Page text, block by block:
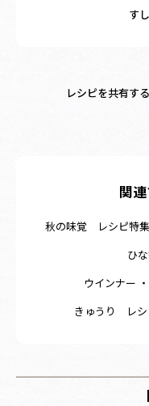
す
レシピを共有する
関
秋の味覚 レシピ特集
ひ
ウインナー
きゅうり レシ